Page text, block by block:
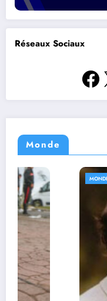
Réseaux Sociaux
Monde
MONDE TECHNOLOGIE